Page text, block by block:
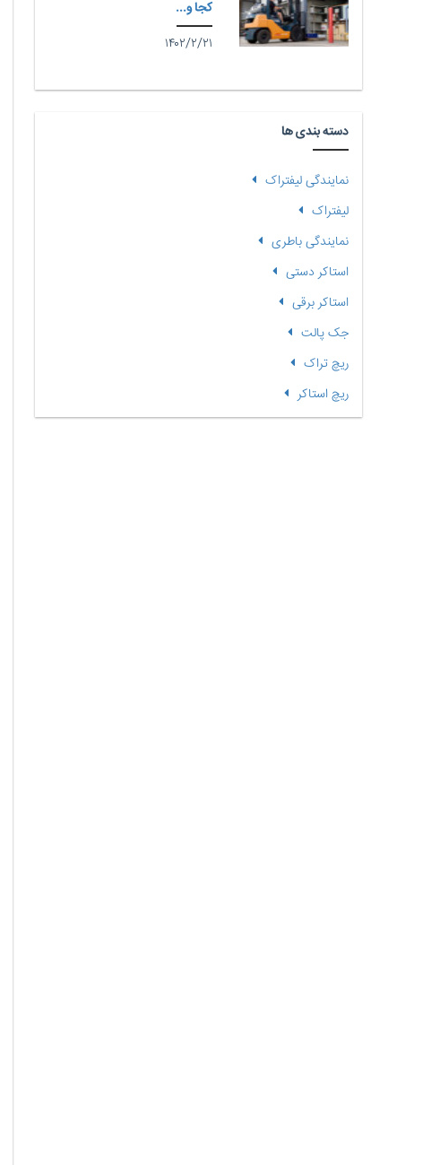
کجا و...
۱۴۰۲/۲/۲۱
دسته بندی ها
نمایندگی لیفتراک
لیفتراک
نمایندگی باطری
استاکر دستی
استاکر برقی
جک پالت
ریچ تراک
ریچ استاکر